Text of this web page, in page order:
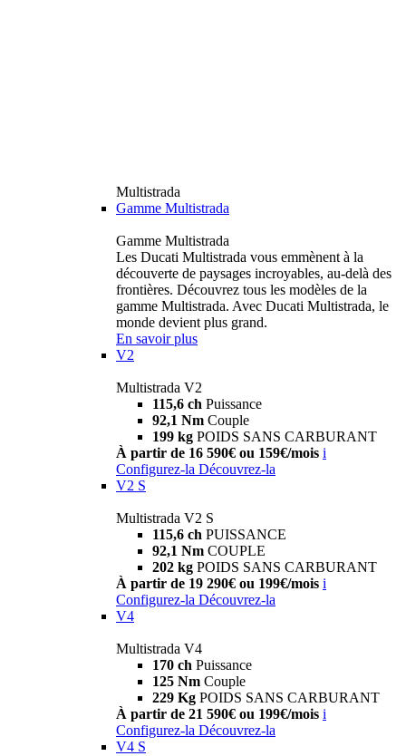
Multistrada
Gamme Multistrada
Gamme Multistrada
Les Ducati Multistrada vous emmènent à la
découverte de paysages incroyables, au-delà des
frontières. Découvrez tous les modèles de la
gamme Multistrada. Avec Ducati Multistrada, le
monde devient plus grand.
En savoir plus
V2
Multistrada V2
115,6 ch Puissance
92,1 Nm Couple
199 kg POIDS SANS CARBURANT
À partir de 16 590€ ou 159€/mois i
Configurez-la Découvrez-la
V2 S
Multistrada V2 S
115,6 ch PUISSANCE
92,1 Nm COUPLE
202 kg POIDS SANS CARBURANT
À partir de 19 290€ ou 199€/mois i
Configurez-la Découvrez-la
V4
Multistrada V4
170 ch Puissance
125 Nm Couple
229 Kg POIDS SANS CARBURANT
À partir de 21 590€ ou 199€/mois i
Configurez-la Découvrez-la
V4 S